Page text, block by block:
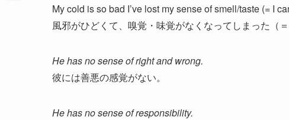
My cold is so bad I’ve lost my sense of smell/taste (= I
風邪がひどくて、嗅覚・味覚がなくなってしまった（
He has no sense of right and wrong.
彼には善悪の感覚がない。
He has no sense of responsibility.